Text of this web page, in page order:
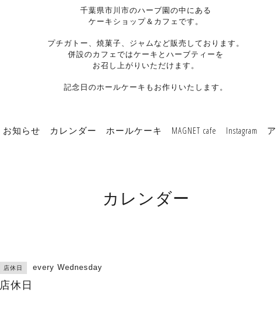
千葉県市川市のハーブ園の中にある
ケーキショップ＆カフェです。
プチガトー、焼菓子、ジャムなど販売しております。
併設のカフェではケーキとハーブティーを
お召し上がりいただけます。
記念日のホールケーキもお作りいたします。
お知らせ カレンダー ホールケーキ MAGNET cafe Instagram
カレンダー
店休日 every Wednesday
店休日